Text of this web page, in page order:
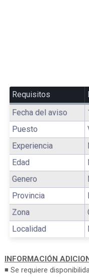
Requisitos
Fecha del aviso
Puesto
Experiencia
Edad
Genero
Provincia
Zona
Localidad
INFORMACIÓN
◾ Se requiere